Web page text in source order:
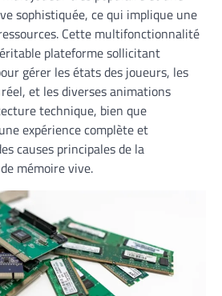
sophistiquée, ce qui implique une
Cette multifonctionnalité
plateforme sollicitant
gérer les états des joueurs, les
et les diverses animations
technique, bien que
expérience complète et
causes principales de la
mémoire vive.